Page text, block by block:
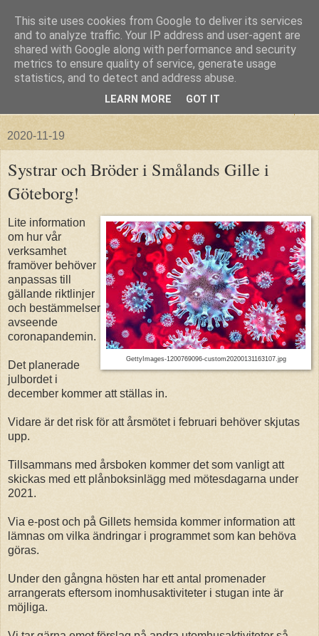
2020-11-19
Systrar och Bröder i Smålands Gille i
Göteborg!
GettyImages-1200769096-custom20200131163107.jpg
Lite information
om hur vår
verksamhet
framöver behöver
anpassas till
gällande riktlinjer
och bestämmelser
avseende
coronapandemin.
Det planerade
julbordet i
december kommer att ställas in.
Vidare är det risk för att årsmötet i februari behöver skjutas
upp.
Tillsammans med årsboken kommer det som vanligt att
skickas med ett plånboksinlägg med mötesdagarna under
2021.
Via e-post och på Gillets hemsida kommer information att
lämnas om vilka ändringar i programmet som kan behöva
göras.
Under den gångna hösten har ett antal promenader
arrangerats eftersom inomhusaktiviteter i stugan inte är
möjliga.
This site uses cookies from Google to deliver its services
and to analyze traffic. Your IP address and user-agent are
shared with Google along with performance and security
metrics to ensure quality of service, generate usage
statistics, and to detect and address abuse.
LEARN MORE GOT IT